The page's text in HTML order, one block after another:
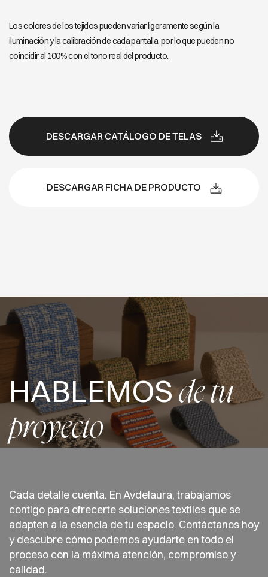
Los colores de los tejidos pueden variar ligeramente según la
iluminación y la calibración de cada pantalla, por lo que pueden no
coincidir al 100% con el tono real del producto.
DESCARGAR CATÁLOGO DE TELAS
DESCARGAR FICHA DE PRODUCTO
HABLEMOSde tu
proyecto
Cada detalle cuenta. En Avdelaura, trabajamos
contigo para ofrecerte soluciones textiles que se
adapten a la esencia de tu espacio. Contáctanos hoy
y descubre cómo podemos ayudarte en todo el
proceso con la máxima atención, compromiso y
calidad.